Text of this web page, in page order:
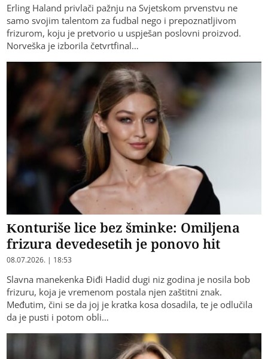
Erling Haland privlači pažnju na Svjetskom prvenstvu ne
samo svojim talentom za fudbal nego i prepoznatljivom
frizurom, koju je pretvorio u uspješan poslovni proizvod.
Norveška je izborila četvrtfinal…
Konturiše lice bez šminke: Omiljena
frizura devedesetih je ponovo hit
08.07.2026. | 18:53
Slavna manekenka Điđi Hadid dugi niz godina je nosila bob
frizuru, koja je vremenom postala njen zaštitni znak.
Međutim, čini se da joj je kratka kosa dosadila, te je odlučila
da je pusti i potom obli…